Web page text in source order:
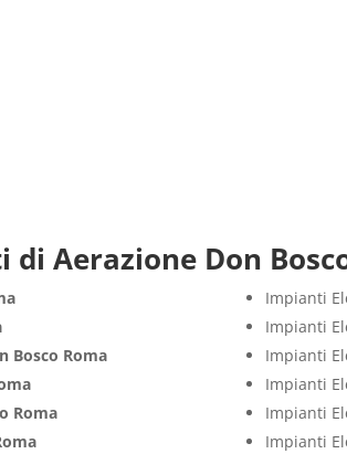
Aerazione Don
Bosco Roma
Roma
Impianti
Impianti
Impianti
Impianti
Impianti
Impianti